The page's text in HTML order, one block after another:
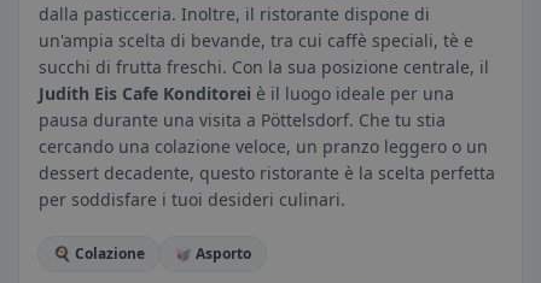
dalla pasticceria. Inoltre, il ristorante dispone di
un'ampia scelta di bevande, tra cui caffè speciali, tè e
succhi di frutta freschi. Con la sua posizione centrale, il
Judith Eis Cafe Konditorei è il luogo ideale per una
pausa durante una visita a Pöttelsdorf. Che tu stia
cercando una colazione veloce, un pranzo leggero o un
dessert decadente, questo ristorante è la scelta perfetta
per soddisfare i tuoi desideri culinari.
🍳 Colazione
🥡 Asporto